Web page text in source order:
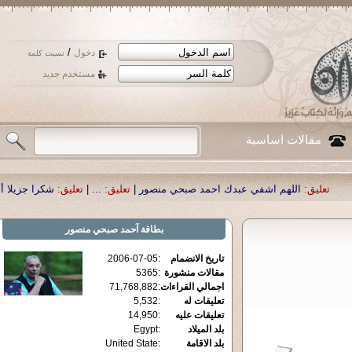
دخول / نسيت كلمة
مستخدم جديد
مقالات اساسية
اشفي عبدك احمد صبحي منصور|تعليق: ...
|تعليق: شكرا جزيلا أستاذ حمد الحمد
بطاقة آحمد صبحي منصور
تاريخ الانضمام :
2006-07-05
مقالات منشورة :
5365
اجمالي القراءات:
71,768,882
تعليقات له
:
5,532
تعليقات عليه
:
14,950
بلد الميلاد
:
Egypt
بلد الاقامة
:
United State